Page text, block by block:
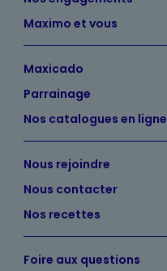
Maximo et vous
Maxicado
Parrainage
Nos catalogues en ligne
Nous rejoindre
Nous contacter
Nos recettes
Foire aux questions